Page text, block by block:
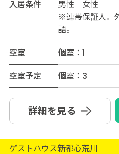
入居条件
男性 女性
※連帯保証人。
語。
空室
個室：1
空室予定
個室：3
詳細を見る
ゲストハウス新都心荒川